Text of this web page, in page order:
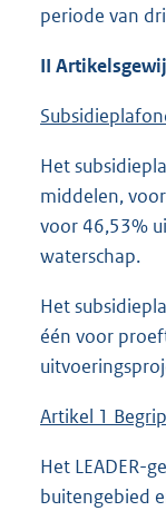
periode van
II
Het
middelen,
voor 46,53%
waterschap.
Het
één voor
Artikel 1
Het LEADER-
buitengebied